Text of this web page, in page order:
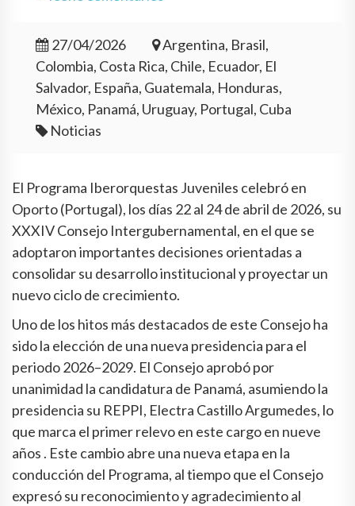
27/04/2026
Argentina, Brasil,
Colombia, Costa Rica, Chile, Ecuador, El
Salvador, España, Guatemala, Honduras,
México, Panamá, Uruguay, Portugal, Cuba
Noticias
El Programa Iberorquestas Juveniles celebró en
Oporto (Portugal), los días 22 al 24 de abril de 2026, su
XXXIV Consejo Intergubernamental, en el que se
adoptaron importantes decisiones orientadas a
consolidar su desarrollo institucional y proyectar un
nuevo ciclo de crecimiento.
Uno de los hitos más destacados de este Consejo ha
sido la elección de una nueva presidencia para el
periodo 2026–2029. El Consejo aprobó por
unanimidad la candidatura de Panamá, asumiendo la
presidencia su REPPI, Electra Castillo Argumedes, lo
que marca el primer relevo en este cargo en nueve
años . Este cambio abre una nueva etapa en la
conducción del Programa, al tiempo que el Consejo
expresó su reconocimiento y agradecimiento al